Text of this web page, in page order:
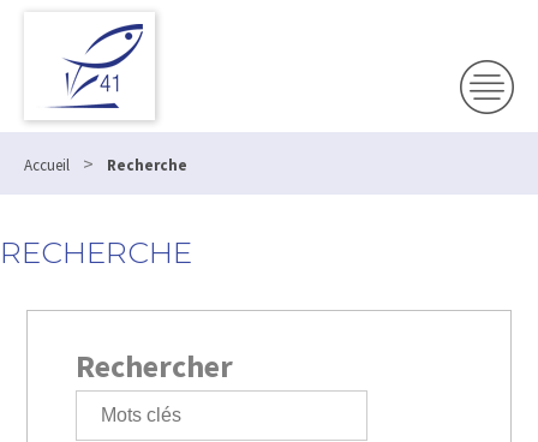
Accueil > Recherche
RECHERCHE
Rechercher